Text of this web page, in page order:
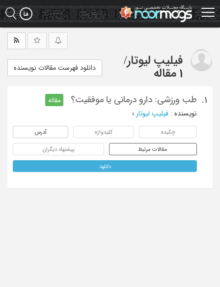
Skip
to
main
فیلیپ لیوتار/
1 مقاله
دانلود فهرست مقالات نویسنده
1. طب ورزشی: دارو درمانی یا موفقیت؟
مقاله
نویسنده : فیلیپ لیوتار ؛
چکیده کلیدواژه آدرس
مقالات مرتبط پیشنهاد دیگران
دانلود